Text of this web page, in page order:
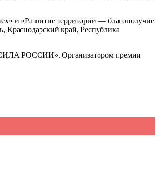
и «Развитие территории — благополучие
Краснодарский край, Республика
СИЛА РОССИИ». Организатором премии